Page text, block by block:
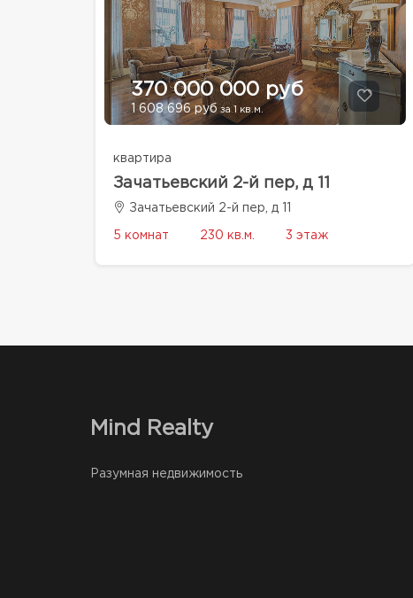
370 000 000 руб
1 608 696 руб за 1 кв.м.
квартира
Зачатьевский 2-й пер, д 11
Зачатьевский 2-й пер, д 11
5 комнат 230 кв.м. 3 этаж
Mind Realty
Разумная недвижимость